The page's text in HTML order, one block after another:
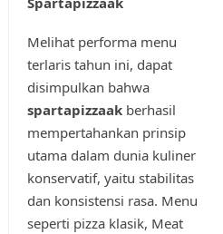
Melihat performa menu
terlaris tahun ini, dapat
disimpulkan bahwa
spartapizzaakberhasil
mempertahankan prinsip
utama dalam dunia kuliner
konservatif, yaitu stabilitas
dan konsistensi rasa. Menu
seperti pizza klasik, Meat